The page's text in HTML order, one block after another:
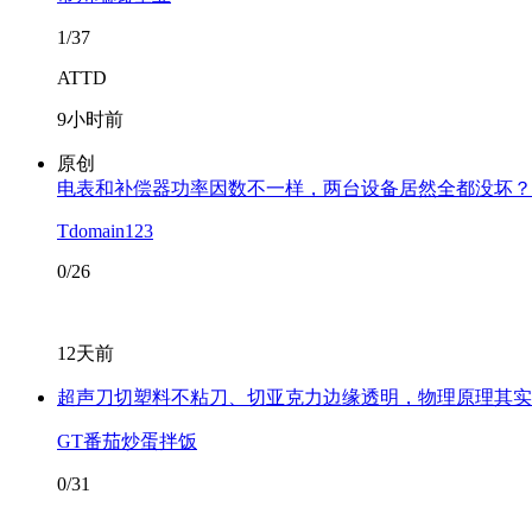
1/37
ATTD
9小时前
原创
电表和补偿器功率因数不一样，两台设备居然全都没坏？
Tdomain123
0/26
12天前
超声刀切塑料不粘刀、切亚克力边缘透明，物理原理其
GT番茄炒蛋拌饭
0/31